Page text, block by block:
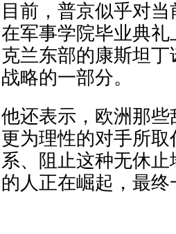
目前，普京似乎对
在军事学院毕业典
克兰东部的康斯坦
战略的一部分。
他还表示，欧洲那
更为理性的对手所
系、阻止这种无休
的人正在崛起，最终